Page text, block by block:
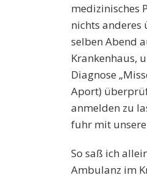
medizinisches
nichts anderes
selben Abend
Krankenhaus,
Diagnose
Aport)
anmelden zu
fuhr mit
So saß ich
Ambulanz im